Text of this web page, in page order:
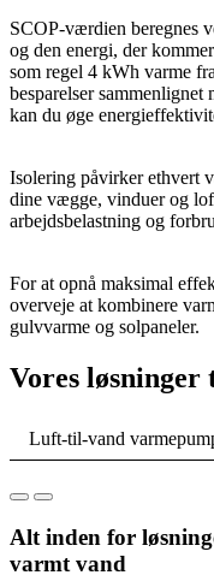
SCOP-værdien beregnes
og den energi, der
som regel 4 kWh varme
besparelser
kan du øge
Isolering påvirker ethvert
dine vægge, vinduer og
arbejdsbelastning og
For at opnå maksimal
overveje at kombinere
gulvvarme og solpaneler.
Vores
Luft-til-vand
Alt inden for
varmt vand